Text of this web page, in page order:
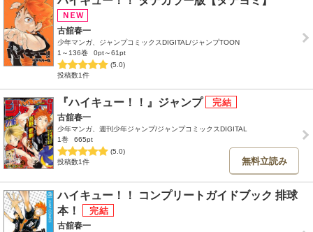
古舘春一
少年マンガ、ジャンプコミックスDIGITAL/ジャンプTOON
1～136巻
0pt～61pt
(5.0)
投稿数1件
『ハイキュー！！』ジャンプ
古舘春一
少年マンガ、週刊少年ジャンプ/ジャンプコミックスDIGITAL
1巻
665pt
(5.0)
投稿数1件
無料立読み
ハイキュー！！ コンプリートガイドブック 排球
本！
古舘春一